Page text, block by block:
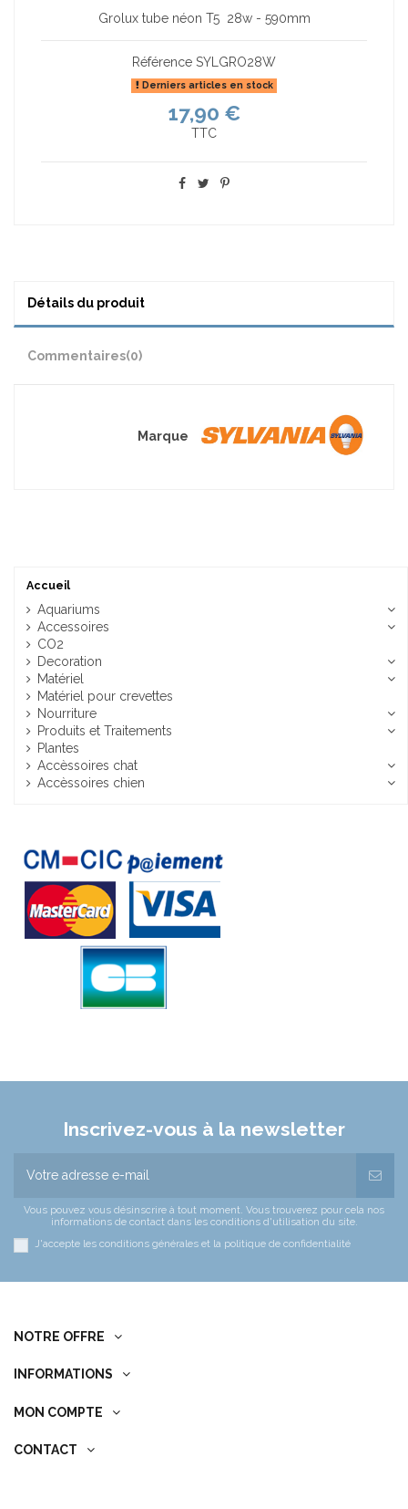
Grolux tube néon T5 28w - 590mm
Référence SYLGRO28W
Derniers articles en stock
17,90 €
TTC
Détails du produit
Commentaires(0)
Marque
Accueil
Aquariums
Accessoires
CO2
Decoration
Matériel
Matériel pour crevettes
Nourriture
Produits et Traitements
Plantes
Accèssoires chat
Accèssoires chien
Inscrivez-vous à la newsletter
Vous pouvez vous désinscrire à tout moment. Vous trouverez pour cela nos
informations de contact dans les conditions d'utilisation du site.
J'accepte les conditions générales et la politique de confidentialité
NOTRE OFFRE
INFORMATIONS
MON COMPTE
CONTACT